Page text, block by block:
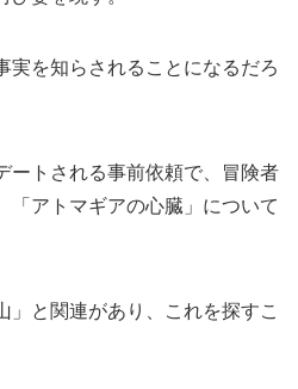
実を知らされることになるだろ
ートされる事前依頼で、冒険者
「アトマギアの心臓」について
」と関連があり、これを探すこ